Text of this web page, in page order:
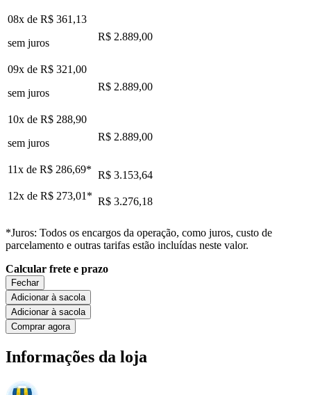
08x de R$ 361,13
sem juros
R$ 2.889,00
09x de R$ 321,00
sem juros
R$ 2.889,00
10x de R$ 288,90
sem juros
R$ 2.889,00
11x de R$ 286,69* R$ 3.153,64
12x de R$ 273,01* R$ 3.276,18
*Juros: Todos os encargos da operação, como juros, custo de
parcelamento e outras tarifas estão incluídas neste valor.
Calcular frete e prazo
Fechar
Adicionar à sacola
Adicionar à sacola
Comprar agora
Informações da loja